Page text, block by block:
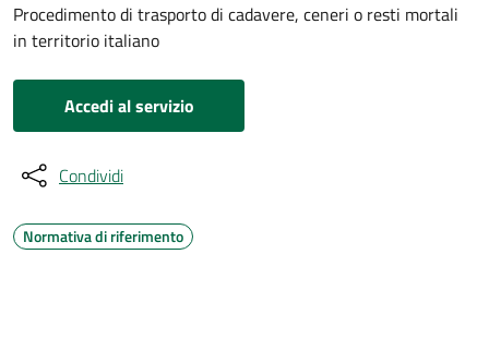
Procedimento di trasporto di cadavere, ceneri o resti mortali
in territorio italiano
Accedi al servizio
Condividi
Normativa di riferimento